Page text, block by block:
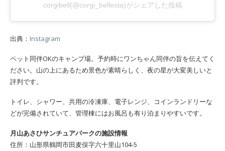
corgibell(@corgi_bellesta)がシェアした投稿
出典： Instagram
ペット同伴OKのキャンプ場。予約時にワンちゃん同伴の旨を伝えてく
ださい。山の上にあるため景色が素晴らしく、夜の星が大変美しいと
評判です。
トイレ、シャワー、共用の冷凍庫、電子レンジ、コインランドリーな
どが完備されていて、管理棟にはお風呂も有り泊まりやすいです。
月山あさひサンチュアパークの施設情報
住所：山形県鶴岡市田麦俣字六十里山104-5